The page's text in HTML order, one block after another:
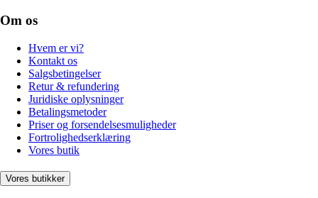
Om os
Hvem er vi?
Kontakt os
Salgsbetingelser
Retur & refundering
Juridiske oplysninger
Betalingsmetoder
Priser og forsendelsesmuligheder
Fortrolighedserklæring
Vores butik
Vores butikker